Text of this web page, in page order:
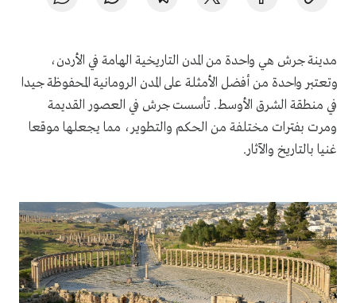
مدينة جرش هي واحدة من المدن التاريخية الهامة في الأردن،
وتعتبر واحدة من أفضل الأمثلة على المدن الرومانية المحفوظة جيدا
في منطقة الشرق الأوسط. تأسست جرش في العصور القديمة
ومرت بفترات مختلفة من الحكم والتطوير، مما يجعلها موقعا
غنيا بالتاريخ والآثار.